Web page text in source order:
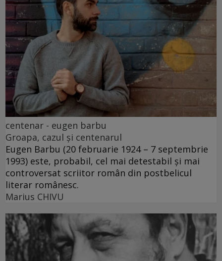
centenar - eugen barbu
Groapa, cazul și centenarul
Eugen Barbu (20 februarie 1924 – 7 septembrie
1993) este, probabil, cel mai detestabil și mai
controversat scriitor român din postbelicul
literar românesc.
Marius CHIVU